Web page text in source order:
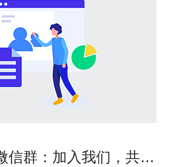
信群：加入我们，共享